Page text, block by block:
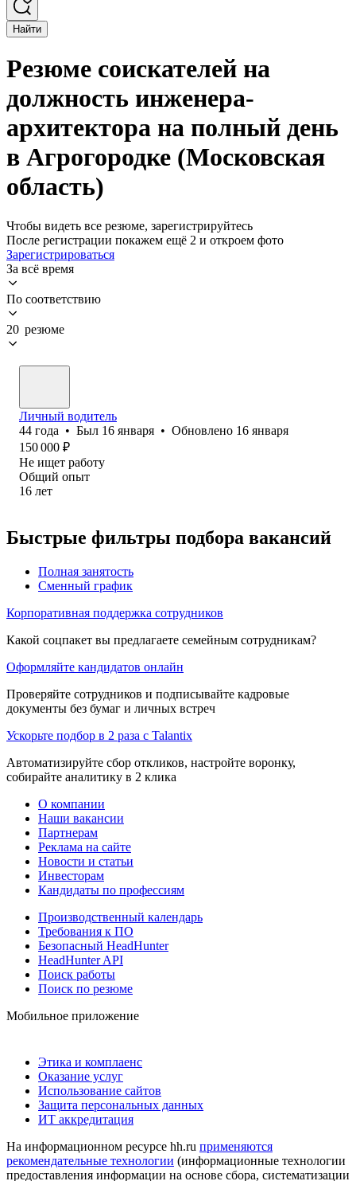
Найти
Резюме соискателей на
должность инженера-
архитектора на полный день
в Агрогородке (Московская
область)
Чтобы видеть все резюме, зарегистрируйтесь
После регистрации покажем ещё 2 и откроем фото
Зарегистрироваться
За всё время
По соответствию
20 резюме
Личный водитель
44 года • Был 16 января • Обновлено 16 января
150 000 ₽
Не ищет работу
Общий опыт
16 лет
Быстрые фильтры подбора вакансий
Полная занятость
Сменный график
Корпоративная поддержка сотрудников
Какой соцпакет вы предлагаете семейным сотрудникам?
Оформляйте кандидатов онлайн
Проверяйте сотрудников и подписывайте кадровые
документы без бумаг и личных встреч
Ускорьте подбор в 2 раза с Talantix
Автоматизируйте сбор откликов, настройте воронку,
собирайте аналитику в 2 клика
О компании
Наши вакансии
Партнерам
Реклама на сайте
Новости и статьи
Инвесторам
Кандидаты по профессиям
Производственный календарь
Требования к ПО
Безопасный HeadHunter
HeadHunter API
Поиск работы
Поиск по резюме
Мобильное приложение
Этика и комплаенс
Оказание услуг
Использование сайтов
Защита персональных данных
ИТ аккредитация
На информационном ресурсе hh.ru применяются
рекомендательные технологии (информационные технологии
предоставления информации на основе сбора, систематизации